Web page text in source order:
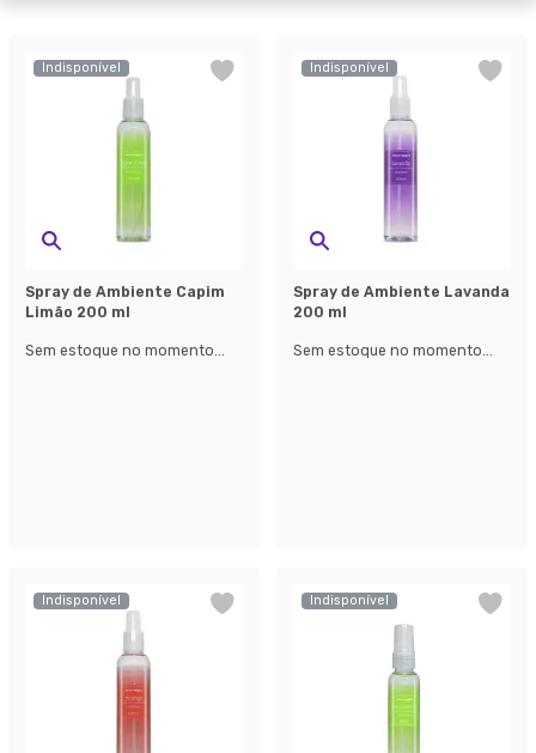
Indisponível
Spray de Ambiente Capim
Limão 200 ml
Sem estoque no momento...
Indisponível
Spray de Ambiente Lavanda
200 ml
Sem estoque no momento...
Indisponível Indisponível